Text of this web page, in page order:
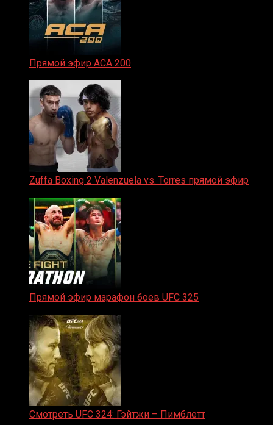
Прямой эфир ACA 200
Zuffa Boxing 2 Valenzuela vs. Torres прямой эфир
Прямой эфир марафон боев UFC 325
Смотреть UFC 324: Гэйтжи – Пимблетт